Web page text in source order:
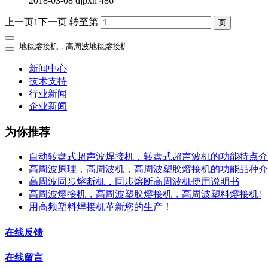
上一页1下一页 转至第
新闻中心
技术支持
行业新闻
企业新闻
为你推荐
自动转盘式超声波焊接机，转盘式超声波机的功能特点
高周波原理，高周波机，高周波塑胶熔接机的功能品种介
高周波同步熔断机，同步熔断高周波机使用说明书
高周波熔接机，高周波塑胶熔接机，高周波塑料熔接机!
用高频塑料焊接机革新您的生产！
在线反馈
在线留言